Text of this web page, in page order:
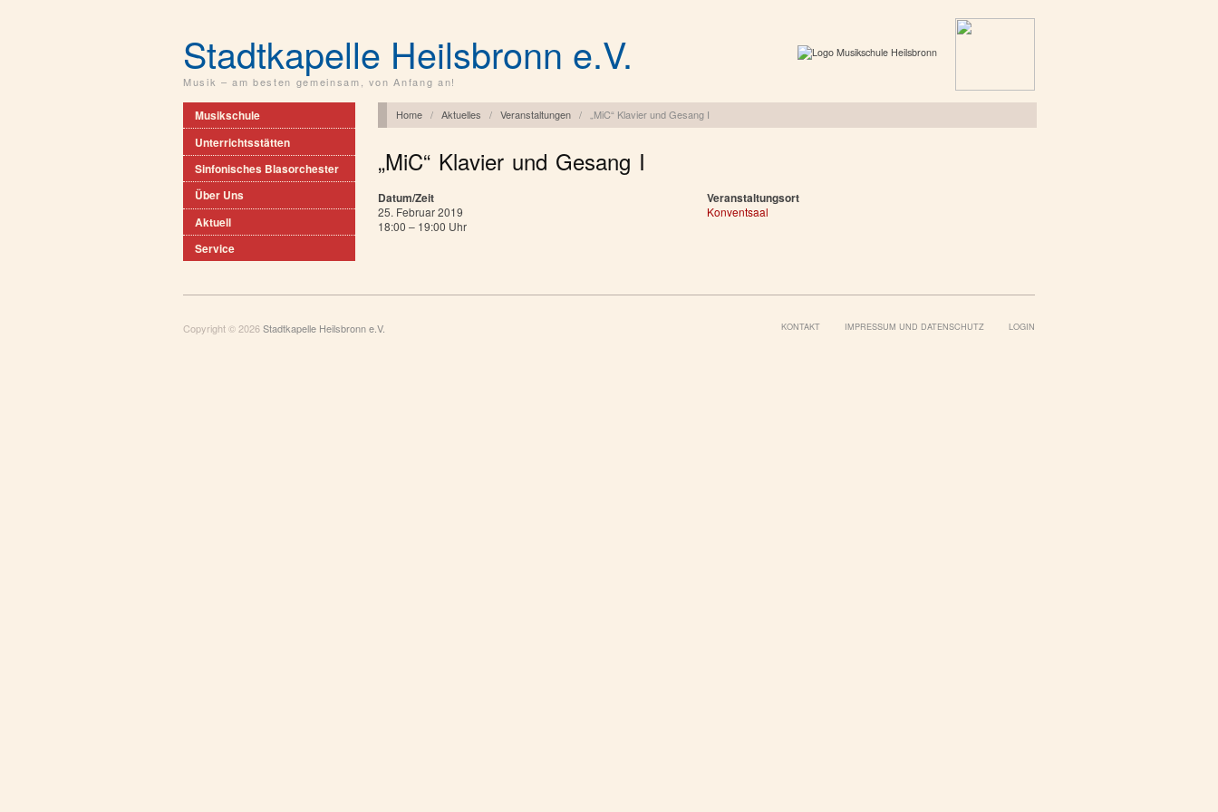
Stadtkapelle Heilsbronn e.V.
Musik – am besten gemeinsam, von Anfang an!
Musikschule
Unterrichtsstätten
Sinfonisches Blasorchester
Über Uns
Aktuell
Service
Home / Aktuelles / Veranstaltungen / „MiC“ Klavier und Gesang I
„MiC“ Klavier und Gesang I
Datum/Zeit
25. Februar 2019
18:00 – 19:00 Uhr
Veranstaltungsort
Konventsaal
Copyright © 2026Stadtkapelle Heilsbronn e.V. KONTAKT IMPRESSUM UND DATENSCHUTZ LOGIN